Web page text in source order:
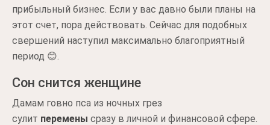
прибыльный бизнес. Если у вас давно были планы на
этот счет, пора действовать. Сейчас для подобных
свершений наступил максимально благоприятный
период 😊.
Сон снится женщине
Дамам говно пса из ночных грез
сулит перемены сразу в личной и финансовой сфере.